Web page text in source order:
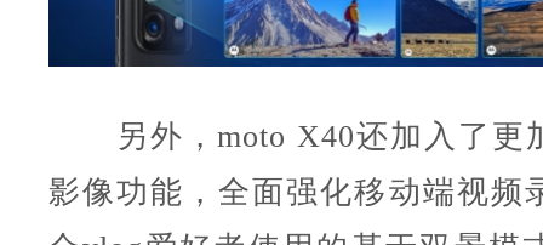
另外，moto X40还加入了更
影像功能，全面强化移动端视频